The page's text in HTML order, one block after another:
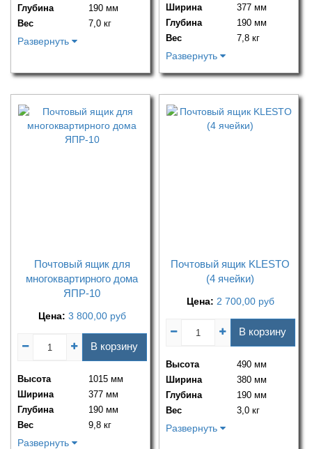
Глубина
190 мм
Вес
7,0 кг
Развернуть
Ширина
377 мм
Глубина
190 мм
Вес
7,8 кг
Развернуть
Почтовый ящик для
многоквартирного дома
ЯПР-10
Цена: 3 800,00 руб
В корзину
Высота
1015 мм
Ширина
377 мм
Глубина
190 мм
Вес
9,8 кг
Развернуть
Почтовый ящик KLESTO
(4 ячейки)
Цена: 2 700,00 руб
В корзину
Высота
490 мм
Ширина
380 мм
Глубина
190 мм
Вес
3,0 кг
Развернуть